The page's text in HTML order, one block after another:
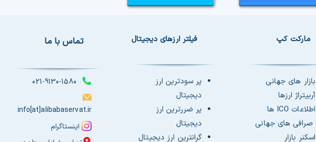
مارکت کپ
بازار های جهانی
آربیتراژ ارزها
اطلاعات ICO ها
صرافی های جهانی
اسکنر بازار
فیلتر ارزهای دیجیتال
پر سودترین ارز
دیجیتال
پر ضررترین ارز
دیجیتال
گرانترین ارز دیجیتال
تماس با ما
021-9130-1580
info[at]alibabaservat.ir
اینستاگرام